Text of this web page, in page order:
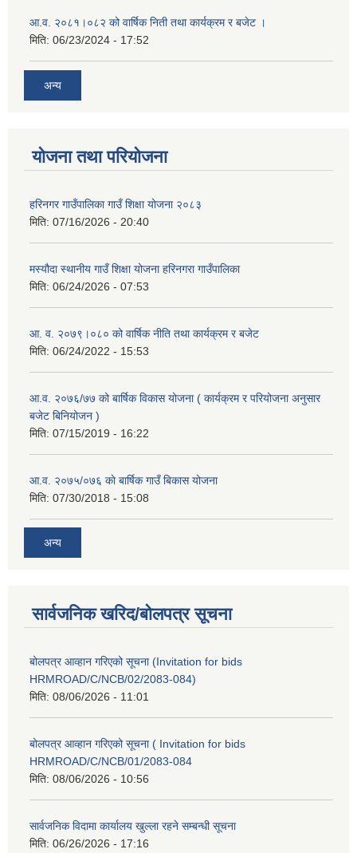
आ.व. २०८१।०८२ को वार्षिक निती तथा कार्यक्रम र बजेट ।
मिति: 06/23/2024 - 17:52
अन्य
योजना तथा परियोजना
हरिनगर गाउँपालिका गाउँ शिक्षा योजना २०८३
मिति: 07/16/2026 - 20:40
मस्यौदा स्थानीय गाउँ शिक्षा योजना हरिनगरा गाउँपालिका
मिति: 06/24/2026 - 07:53
आ. व. २०७९।०८० को वार्षिक नीति तथा कार्यक्रम र बजेट
मिति: 06/24/2022 - 15:53
आ.व. २०७६/७७ को बार्षिक विकास योजना ( कार्यक्रम र परियोजना अनुसार
बजेट बिनियोजन )
मिति: 07/15/2019 - 16:22
आ.व. २०७५/०७६ काे बार्षिक गाउँ बिकास योजना
मिति: 07/30/2018 - 15:08
अन्य
सार्वजनिक खरिद/बोलपत्र सूचना
बोलपत्र आव्हान गरिएको सूचना (Invitation for bids
HRMROAD/C/NCB/02/2083-084)
मिति: 08/06/2026 - 11:01
बोलपत्र आव्हान गरिएको सूचना ( Invitation for bids
HRMROAD/C/NCB/01/2083-084
मिति: 08/06/2026 - 10:56
सार्वजनिक विदामा कार्यालय खुल्ला रहने सम्बन्धी सूचना
मिति: 06/26/2026 - 17:16